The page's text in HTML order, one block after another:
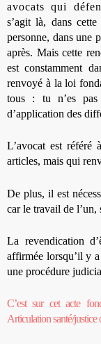
avocats qui
s’agit là, dans cette
personne, dans une
après. Mais cette
est constamment
renvoyé à la loi
tous : tu n’es
d’application des
L’avocat est référé
articles, mais qui
De plus, il est
car le travail de l’un,
La revendication
affirmée lorsqu’il y
une procédure
C’est sur cet acte
Articulation santé/justice